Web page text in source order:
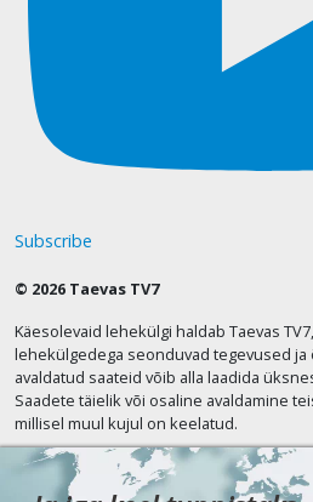
Subscribe
© 2026 Taevas TV7
Käesolevaid lehekülgi haldab Taevas
lehekülgedega seonduvad tegevused ja
avaldatud saateid võib alla laadida
Saadete täielik või osaline avaldamine
millisel muul kujul on keelatud.